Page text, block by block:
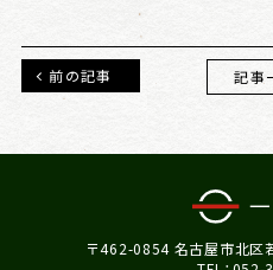
前の記事 記事
〒462-0854 名古屋市北区